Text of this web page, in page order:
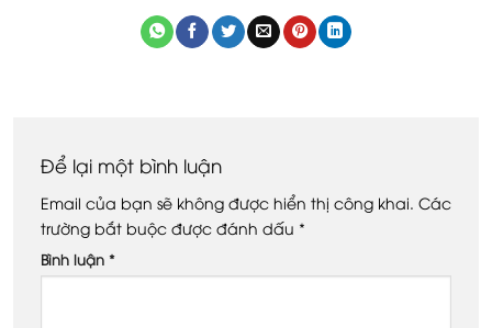
Để lại một bình luận
Email của bạn sẽ không được hiển thị công khai. Các
trường bắt buộc được đánh dấu *
Bình luận *